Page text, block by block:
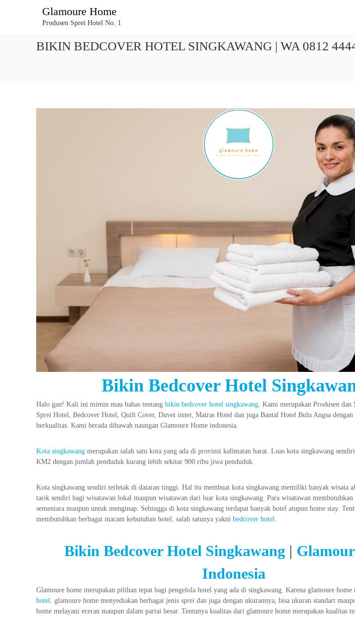
Glamoure Home
Produsen Sprei Hotel No. 1
BIKIN BEDCOVER HOTEL SINGKAWANG | WA 0812
Bikin Bedcover Hotel
Halo gan! Kali ini mimin mau bahas tentang bikin bedcover hotel singkawang. Kami merupakan Produsen
Sprei Hotel, Bedcover Hotel, Quilt Cover, Duvet inner, Matras Hotel dan juga Bantal Hotel Bulu Angsa dengan
berkualitas. Kami berada dibawah naungan Glamoure Home indonesia.
Kota singkawang merupakan salah satu kota yang ada di provinsi kalimatan barat. Luas kota singkawang
KM2 dengan jumlah penduduk kurang lebih sekitar 900 ribu jiwa penduduk.
Kota singkawang sendiri terletak di dataran tinggi. Hal itu membuat kota singkawang memiliki banyak wisata
tarik sendiri bagi wisatawan lokal maupun wisatawan dari luar kota singkawang. Para wisatawan
sementara maupun untuk menginap. Sehingga di kota singkawang terdapat banyak hotel atupun home stay.
membutuhkan berbagai macam kebutuhan hotel. salah satunya yakni bedcover hotel.
Bikin Bedcover Hotel Singkawang |
Indonesia
Glamoure home merupakan pilihan tepat bagi pengelola hotel yang ada di singkawang. Karena glamoure home
hotel. glamoure home menyediakan berbagai jenis sprei dan juga dengan ukurannya, bisa ukuran standart
home melayani eceran maupun dalam partai besar. Tentunya kualitas dari glamoure home merupakan kualitas